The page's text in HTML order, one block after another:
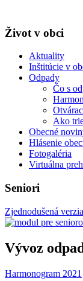
Život v obci
Aktuality
Inštitúcie v
Odpady
Čo s
Ako
Obecné
Hlásenie
Fotogaléria
Virtuálna
Seniori
Zjednodušená
Vývoz
Harmonogram 2021